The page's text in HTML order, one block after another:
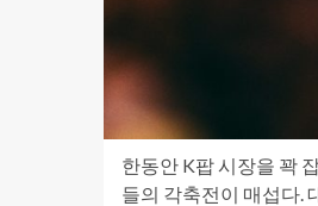
한동안 K팝 시장을 꽉
들의 각축전이 매섭다.